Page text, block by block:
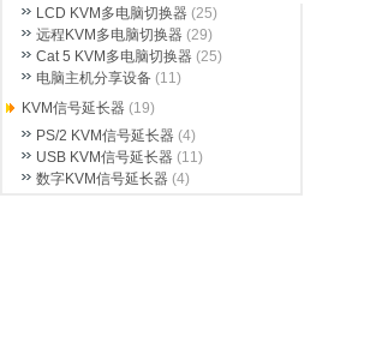
LCD KVM多电脑切换器 (25)
远程KVM多电脑切换器 (29)
Cat 5 KVM多电脑切换器 (25)
电脑主机分享设备 (11)
KVM信号延长器 (19)
PS/2 KVM信号延长器 (4)
USB KVM信号延长器 (11)
数字KVM信号延长器 (4)